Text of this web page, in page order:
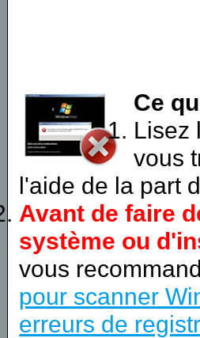
Ce
Lisez
vous
l'aide de la part
Avant de faire
système ou
vous
pour scanner
erreurs de